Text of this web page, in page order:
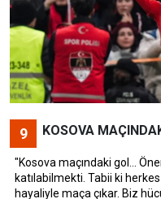
9 KOSOVA
"Kosova maçındaki gol...
katılabilmekti. Tabii ki
hayaliyle maça çıkar. Biz